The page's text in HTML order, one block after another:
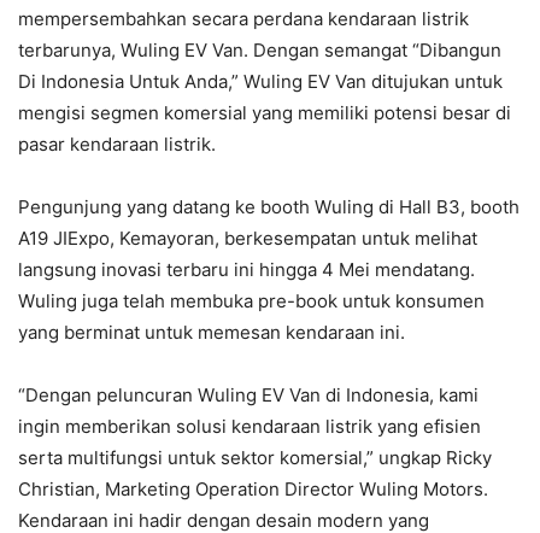
mempersembahkan secara perdana kendaraan listrik
terbarunya, Wuling EV Van. Dengan semangat “Dibangun
Di Indonesia Untuk Anda,” Wuling EV Van ditujukan untuk
mengisi segmen komersial yang memiliki potensi besar di
pasar kendaraan listrik.
Pengunjung yang datang ke booth Wuling di Hall B3, booth
A19 JIExpo, Kemayoran, berkesempatan untuk melihat
langsung inovasi terbaru ini hingga 4 Mei mendatang.
Wuling juga telah membuka pre-book untuk konsumen
yang berminat untuk memesan kendaraan ini.
“Dengan peluncuran Wuling EV Van di Indonesia, kami
ingin memberikan solusi kendaraan listrik yang efisien
serta multifungsi untuk sektor komersial,” ungkap Ricky
Christian, Marketing Operation Director Wuling Motors.
Kendaraan ini hadir dengan desain modern yang